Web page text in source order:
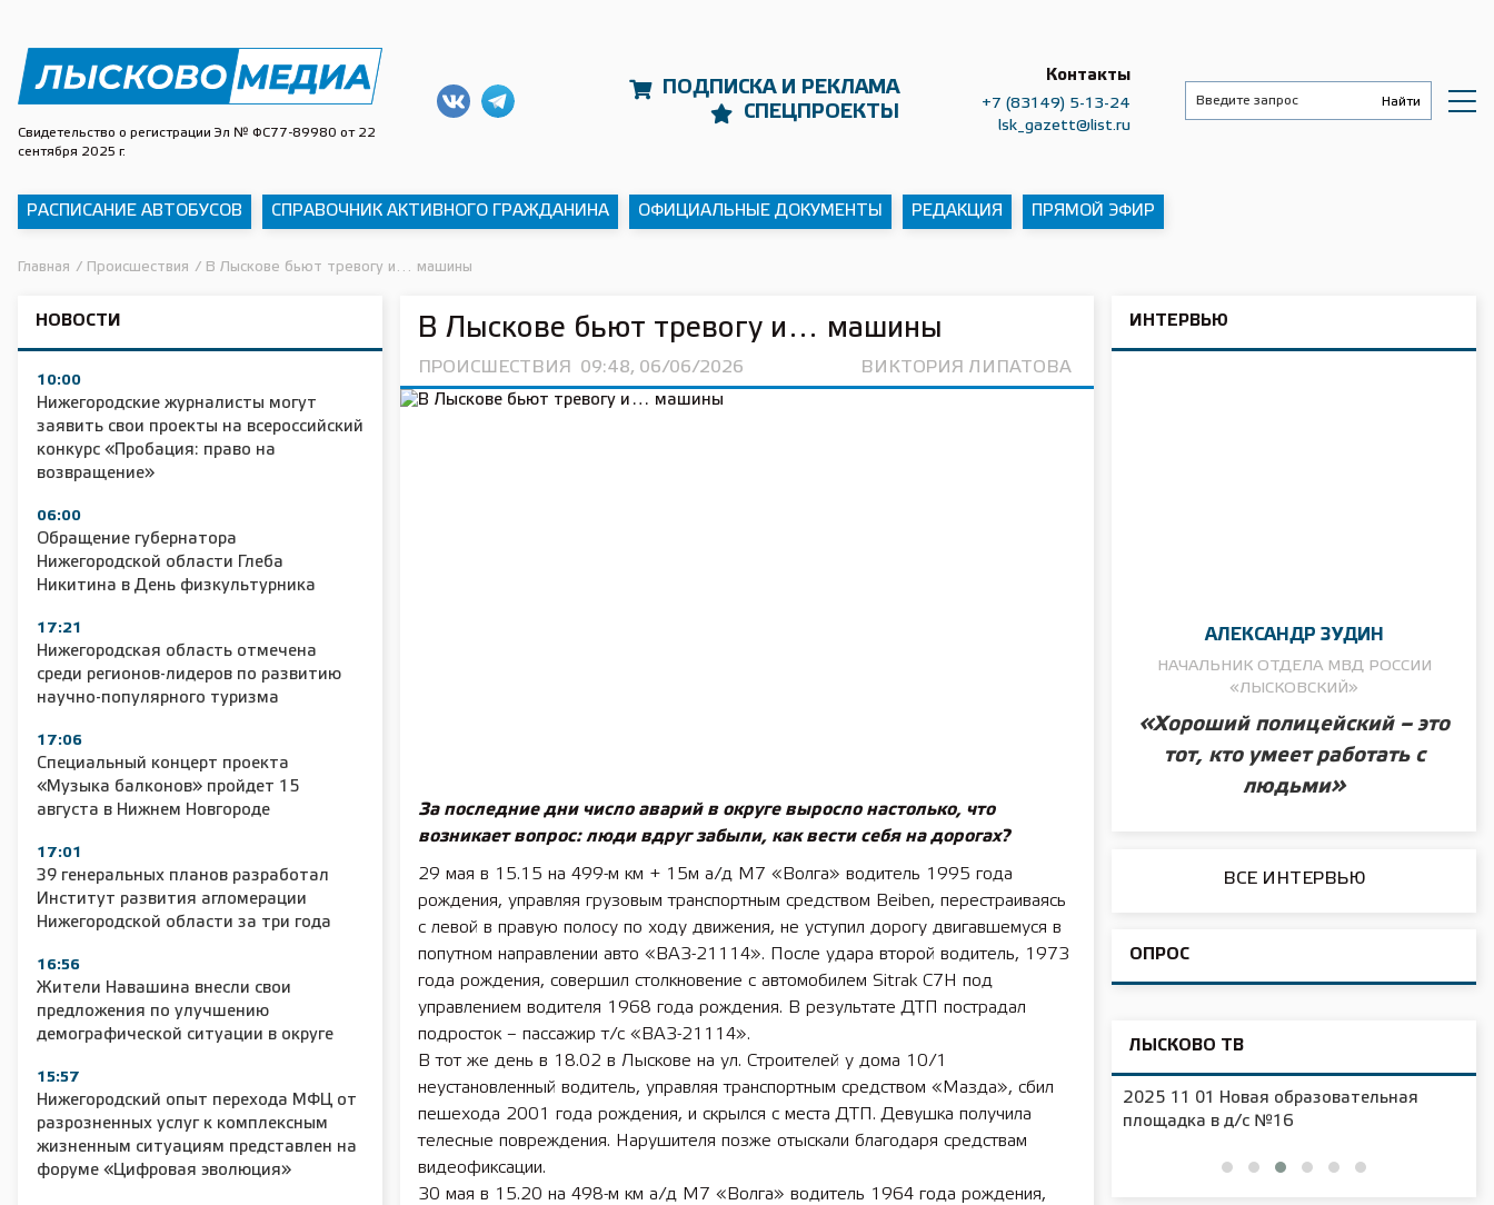
Свидетельство о регистрации Эл № ФС77-89980 от 22
сентября 2025 г.
ПОДПИСКА И РЕКЛАМА
СПЕЦПРОЕКТЫ
Контакты
+7 (83149) 5-13-24
lsk_gazett@list.ru
РАСПИСАНИЕ АВТОБУСОВ СПРАВОЧНИК АКТИВНОГО ГРАЖДАНИНА ОФИЦИАЛЬНЫЕ ДОКУМЕНТЫ РЕДАКЦИЯ ПРЯМОЙ ЭФИР
Главная / Происшествия / В Лыскове бьют тревогу и… машины
НОВОСТИ
10:00
Нижегородские журналисты могут
заявить свои проекты на всероссийский
конкурс «Пробация: право на
возвращение»
06:00
Обращение губернатора
Нижегородской области Глеба
Никитина в День физкультурника
17:21
Нижегородская область отмечена
среди регионов-лидеров по развитию
научно-популярного туризма
17:06
Специальный концерт проекта
«Музыка балконов» пройдет 15
августа в Нижнем Новгороде
17:01
39 генеральных планов разработал
Институт развития агломерации
Нижегородской области за три года
16:56
Жители Навашина внесли свои
предложения по улучшению
демографической ситуации в округе
15:57
Нижегородский опыт перехода МФЦ от
разрозненных услуг к комплексным
жизненным ситуациям представлен на
форуме «Цифровая эволюция»
В Лыскове бьют тревогу и… машины
ПРОИСШЕСТВИЯ 09:48, 06/06/2026 ВИКТОРИЯ ЛИПАТОВА
За последние дни число аварий в округе выросло настолько, что
возникает вопрос: люди вдруг забыли, как вести себя на дорогах?
29 мая в 15.15 на 499-м км + 15м а/д М7 «Волга» водитель 1995 года
рождения, управляя грузовым транспортным средством Beiben, перестраиваясь
с левой в правую полосу по ходу движения, не уступил дорогу двигавшемуся в
попутном направлении авто «ВАЗ-21114». После удара второй водитель, 1973
года рождения, совершил столкновение с автомобилем Sitrak C7H под
управлением водителя 1968 года рождения. В результате ДТП пострадал
подросток – пассажир т/с «ВАЗ-21114».
В тот же день в 18.02 в Лыскове на ул. Строителей у дома 10/1
неустановленный водитель, управляя транспортным средством «Мазда», сбил
пешехода 2001 года рождения, и скрылся с места ДТП. Девушка получила
телесные повреждения. Нарушителя позже отыскали благодаря средствам
видеофиксации.
30 мая в 15.20 на 498-м км а/д М7 «Волга» водитель 1964 года рождения,
ИНТЕРВЬЮ
АЛЕКСАНДР ЗУДИН
НАЧАЛЬНИК ОТДЕЛА МВД РОССИИ
«ЛЫСКОВСКИЙ»
«Хороший полицейский – это
тот, кто умеет работать с
людьми»
ВСЕ ИНТЕРВЬЮ
ОПРОС
ЛЫСКОВО ТВ
11 01 Сельское хозяйство 2025 2025 11 01 55 лет СОШ №2
2025 11 01 Земли
сельскохозяйственного назначения
2025 11 01 Новая образовательная
площадка в д/с №16